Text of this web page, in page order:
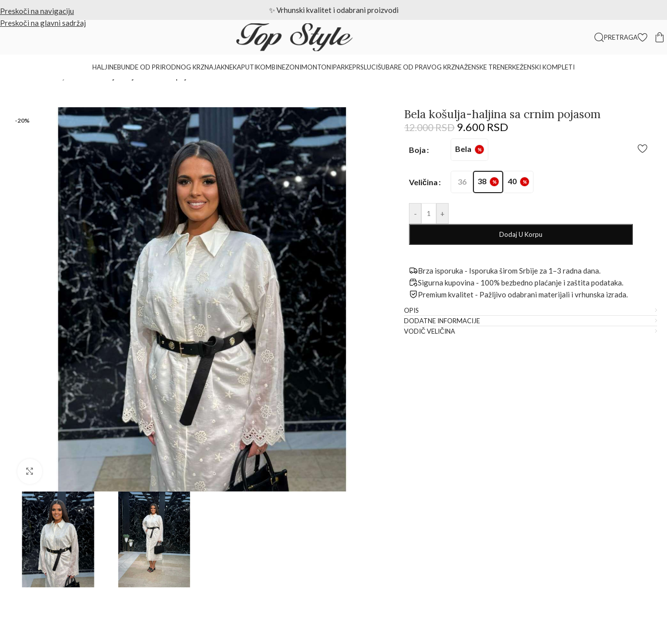
Preskoči na navigaciju
Preskoči na glavni sadržaj
✨ Vrhunski kvalitet i odabrani proizvodi 🚚 Besplatna isporuka iznad 15.000 RSD
PRETRAGA
HALJINEBUNDE OD PRIRODNOG KRZNAJAKNEKAPUTIKOMBINEZONIMONTONIPARKEPRSLUCIŠUBARE OD PRAVOG KRZNAŽENSKE TRENERKEŽENSKI KOMPLETI
-20%
Kliknite da biste uvećali
Bela košulja-haljina sa crnim pojasom
12.000RSD 9.600 RSD
Boja Bela %
Veličina 36 38 % 40 %
- +
Dodaj U Korpu
Brza isporuka - Isporuka širom Srbije za 1–3 radna dana.
Sigurna kupovina - 100% bezbedno plaćanje i zaštita podataka.
Premium kvalitet - Pažljivo odabrani materijali i vrhunska izrada.
OPIS
DODATNE INFORMACIJE
VODIČ VELIČINA